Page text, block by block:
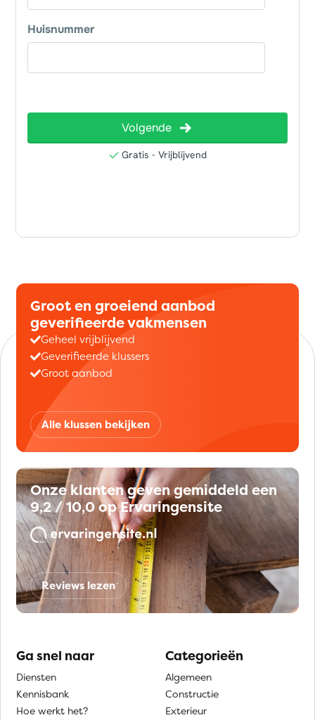
Groot en groeiend aanbod
geverifieerde vakmensen
Geheel vrijblijvend
Geverifieerde klussers
Groot aanbod
Alle klussen bekijken
Onze klanten geven gemiddeld een
9,2 / 10,0 op Ervaringensite
Reviews lezen
Ga snel naar
Diensten
Kennisbank
Hoe werkt het?
Categorieën
Algemeen
Constructie
Exterieur